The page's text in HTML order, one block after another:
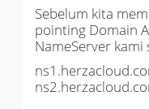
Sebelum kita
pointing Domain
NameServer